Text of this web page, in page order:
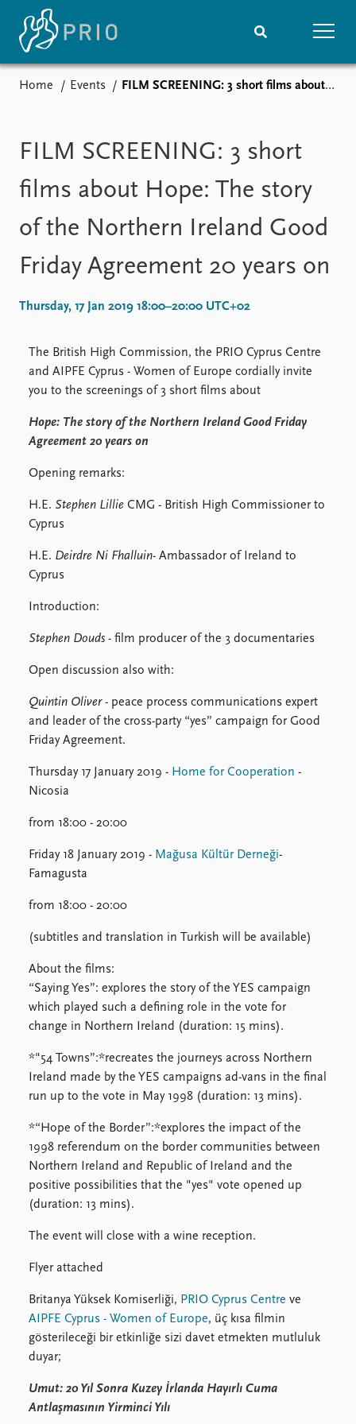
Media centre
Podcasts
News archive
Nobel Peace Prize list
Events
Upcoming events
Recorded events
Annual Peace Address
Research
Overview
Projects
Locations
Education
Publications
Latest publications
Commentary
People
Global Fellows
Practitioners in Residence
Data
Datasets
About PRIO
Library
Support us
Home Events FILM SCREENING: 3 short films about Hope: The story of the Northern Ireland Good Friday Agreement 20 years on
FILM SCREENING: 3 short
films about Hope: The story
of the Northern Ireland Good
Friday Agreement 20 years on
Thursday, 17 Jan 2019 18:00–20:00 UTC+02
The British High Commission, the PRIO Cyprus Centre
and AIPFE Cyprus - Women of Europe cordially invite
you to the screenings of 3 short films about
Hope: The story of the Northern Ireland Good Friday
Agreement 20 years on
Opening remarks:
H.E. Stephen Lillie CMG - British High Commissioner to
Cyprus
H.E. Deirdre Ni Fhalluin- Ambassador of Ireland to
Cyprus
Introduction:
Stephen Douds - film producer of the 3 documentaries
Open discussion also with:
Quintin Oliver- peace process communications expert
and leader of the cross-party “yes” campaign for Good
Friday Agreement.
Thursday 17 January 2019 - Home for Cooperation -
Nicosia
from 18:00 - 20:00
Friday 18 January 2019 - Mağusa Kültür Derneği-
Famagusta
from 18:00 - 20:00
(subtitles and translation in Turkish will be available)
About the films:
“Saying Yes”: explores the story of the YES campaign
which played such a defining role in the vote for
change in Northern Ireland (duration: 15 mins).
*"54 Towns”:*recreates the journeys across Northern
Ireland made by the YES campaigns ad-vans in the final
run up to the vote in May 1998 (duration: 13 mins).
*“Hope of the Border”:*explores the impact of the
1998 referendum on the border communities between
Northern Ireland and Republic of Ireland and the
positive possibilities that the "yes" vote opened up
(duration: 13 mins).
The event will close with a wine reception.
Flyer attached
Britanya Yüksek Komiserliği, PRIO Cyprus Centre ve
AIPFE Cyprus - Women of Europe, üç kısa filmin
gösterileceği bir etkinliğe sizi davet etmekten mutluluk
duyar;
Umut: 20 Yıl Sonra Kuzey İrlanda Hayırlı Cuma
Antlaşmasının Yirminci Yılı